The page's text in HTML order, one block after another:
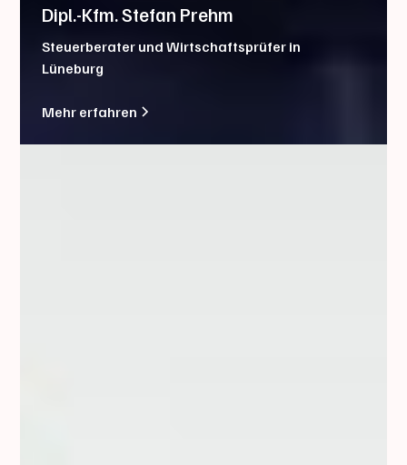
Dipl.-Kfm. Stefan Prehm
Steuerberater und Wirtschaftsprüfer in
Lüneburg
Mehr erfahren